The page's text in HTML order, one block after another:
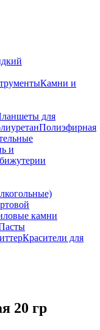
Камни и
для
Полиэфирная
и
камни
Красители для
20 гр